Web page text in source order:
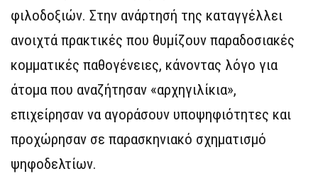
φιλοδοξιών. Στην ανάρτησή της καταγγέλλει
ανοιχτά πρακτικές που θυμίζουν παραδοσιακές
κομματικές παθογένειες, κάνοντας λόγο για
άτομα που αναζήτησαν «αρχηγιλίκια»,
επιχείρησαν να αγοράσουν υποψηφιότητες και
προχώρησαν σε παρασκηνιακό σχηματισμό
ψηφοδελτίων.